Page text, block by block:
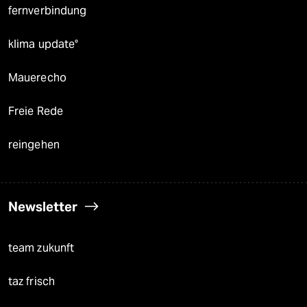
fernverbindung
klima update°
Mauerecho
Freie Rede
reingehen
Newsletter
team zukunft
taz frisch